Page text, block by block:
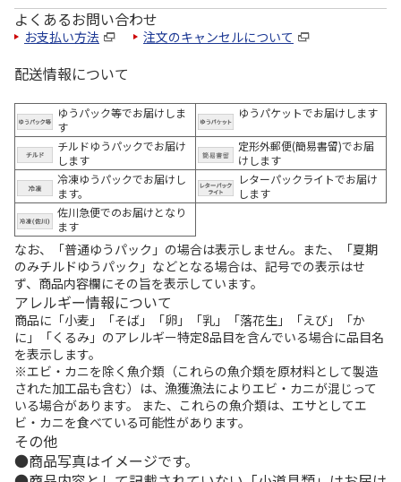
よくあるお問い合わせ
お支払い方法 注文のキャンセルについて
配送情報について
ゆうパック等でお届けしま
す
ゆうパケットでお届けします
チルドゆうパックでお届け
します
定形外郵便(簡易書留)でお届
けします
冷凍ゆうパックでお届けし
ます。
レターパックライトでお届け
します
佐川急便でのお届けとなり
ます
なお、「普通ゆうパック」の場合は表示しません。また、「夏期
のみチルドゆうパック」などとなる場合は、記号での表示はせ
ず、商品内容欄にその旨を表示しています。
アレルギー情報について
商品に「小麦」「そば」「卵」「乳」「落花生」「えび」「か
に」「くるみ」のアレルギー特定8品目を含んでいる場合に品目名
を表示します。
※エビ・カニを除く魚介類（これらの魚介類を原材料として製造
された加工品も含む）は、漁獲漁法によりエビ・カニが混じって
いる場合があります。 また、これらの魚介類は、エサとしてエ
ビ・カニを食べている可能性があります。
その他
商品写真はイメージです。